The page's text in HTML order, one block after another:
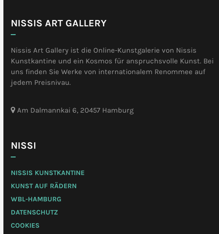
NISSIS ART GALLERY
Nissis Art Gallery ist die Online-Kunstgalerie von Nissis
Kunstkantine und ein Kosmos für anspruchsvolle Kunst. Bei
uns finden Sie Werke von internationalem Renommee auf
jedem Preisnivau.
Am Dalmannkai 6, 20457 Hamburg
NISSI
NISSIS KUNSTKANTINE
KUNST AUF RÄDERN
WBL-HAMBURG
DATENSCHUTZ
COOKIES